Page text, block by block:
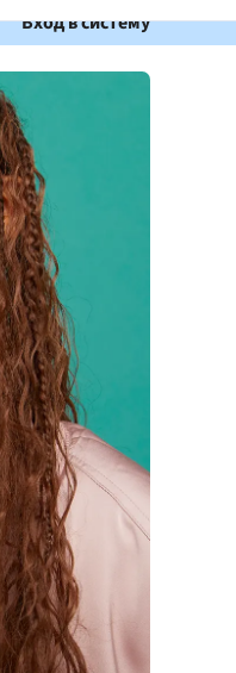
Вход в систему